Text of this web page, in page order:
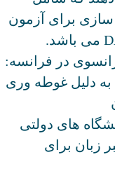
سازی برای آزمون
در فرانسه:
به دلیل غوطه وری
های دولتی
زبان برای